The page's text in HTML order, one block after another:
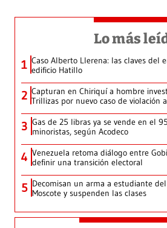
Lo más
1 Caso Alberto Llerena: las claves del
edificio Hatillo
2 Capturan en Chiriquí a hombre
Trillizas por nuevo caso de violación
3 Gas de 25 libras ya se vende en el
minoristas, según Acodeco
4 Venezuela retoma diálogo entre
definir una transición electoral
5 Decomisan un arma a estudiante
Moscote y suspenden las clases